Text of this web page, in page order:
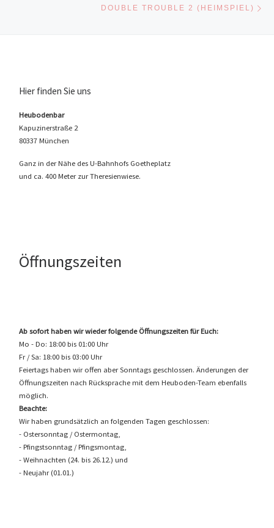
DOUBLE TROUBLE 2 (HEIMSPIEL)
Hier finden Sie uns
Heubodenbar
Kapuzinerstraße 2
80337 München
Ganz in der Nähe des U-Bahnhofs Goetheplatz
und ca. 400 Meter zur Theresienwiese.
Öffnungszeiten
Ab sofort haben wir wieder folgende Öffnungszeiten für Euch:
Mo - Do: 18:00 bis 01:00 Uhr
Fr / Sa: 18:00 bis 03:00 Uhr
Feiertags haben wir offen aber Sonntags geschlossen. Änderungen der
Öffnungszeiten nach Rücksprache mit dem Heuboden-Team ebenfalls
möglich.
Beachte:
Wir haben grundsätzlich an folgenden Tagen geschlossen:
- Ostersonntag / Ostermontag,
- Pfingstsonntag / Pfingsmontag,
- Weihnachten (24. bis 26.12.) und
- Neujahr (01.01.)